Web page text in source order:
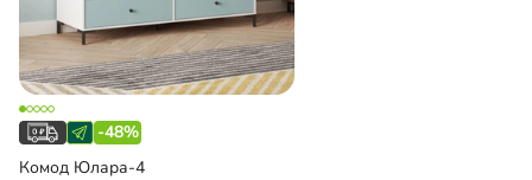
-48%
Комод Юлара-4